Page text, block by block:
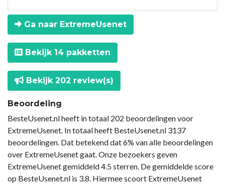
Ga naar ExtremeUsenet
Bekijk 14 pakketten
Bekijk 202 review(s)
Beoordeling
BesteUsenet.nl heeft in totaal 202 beoordelingen voor
ExtremeUsenet. In totaal heeft BesteUsenet.nl 3137
beoordelingen. Dat betekend dat 6% van alle beoordelingen
over ExtremeUsenet gaat. Onze bezoekers geven
ExtremeUsenet gemiddeld 4.5 sterren. De gemiddelde score
op BesteUsenet.nl is 3.8. Hiermee scoort ExtremeUsenet